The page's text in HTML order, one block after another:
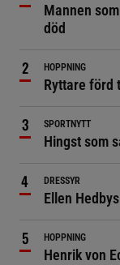
Mannen
död
HOPPNING
Ryttare förd
SPORTNYTT
Hingst som
DRESSYR
Ellen
HOPPNING
Henrik von